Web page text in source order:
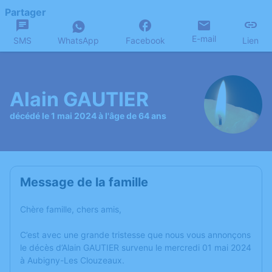
Partager
SMS WhatsApp Facebook E-mail Lien
Alain GAUTIER
décédé le 1 mai 2024 à l'âge de 64 ans
Message de la famille
Chère famille, chers amis,
C’est avec une grande tristesse que nous vous annonçons
le décès d’Alain GAUTIER survenu le mercredi 01 mai 2024
à Aubigny-Les Clouzeaux.